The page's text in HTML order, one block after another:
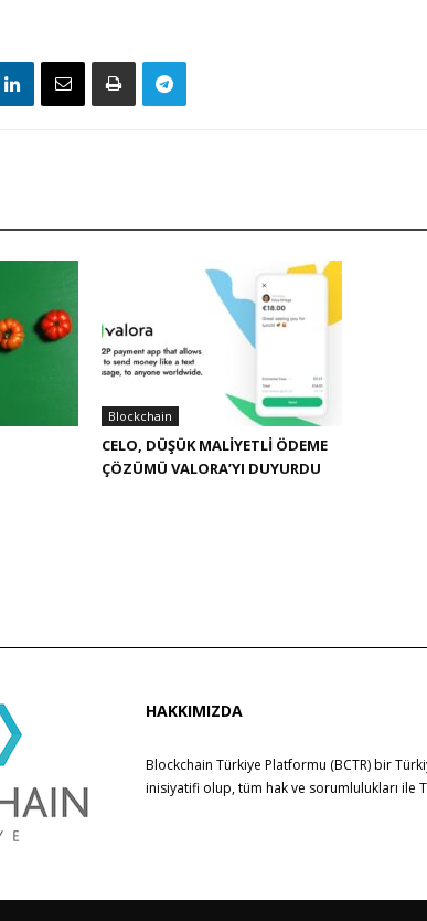
Blockchain
CELO, DÜŞÜK MALIYETLI ÖDEME
ÇÖZÜMÜ VALORA’YI DUYURDU
HAKKIMIZDA
Blockchain Türkiye Platformu (BCTR) bir
inisiyatifi olup, tüm hak ve sorumlulukları ile